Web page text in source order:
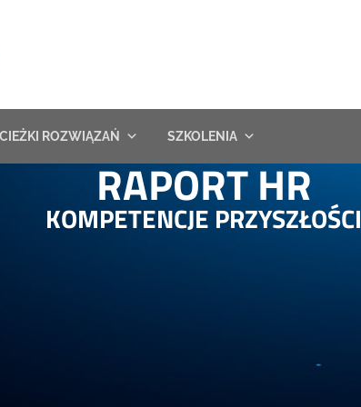
ROZWIĄZAŃ SZKOLENIA
RAPORT HR
KOMPETENCJE PRZYSZŁOŚCI